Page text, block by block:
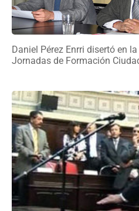
Daniel Pérez Enrri disertó en
Jornadas de Formación